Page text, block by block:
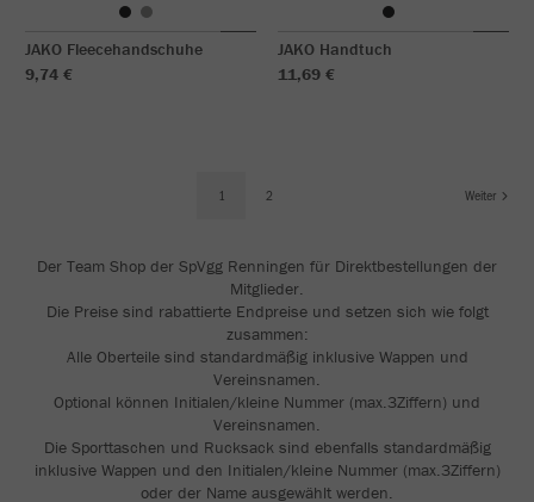
JAKO Fleecehandschuhe
9,74 €
JAKO Handtuch
11,69 €
1 2 Weiter
Der Team Shop der SpVgg Renningen für Direktbestellungen der
Mitglieder.
Die Preise sind rabattierte Endpreise und setzen sich wie folgt
zusammen:
Alle Oberteile sind standardmäßig inklusive Wappen und
Vereinsnamen.
Optional können Initialen/kleine Nummer (max.3Ziffern) und
Vereinsnamen.
Die Sporttaschen und Rucksack sind ebenfalls standardmäßig
inklusive Wappen und den Initialen/kleine Nummer (max.3Ziffern)
oder der Name ausgewählt werden.